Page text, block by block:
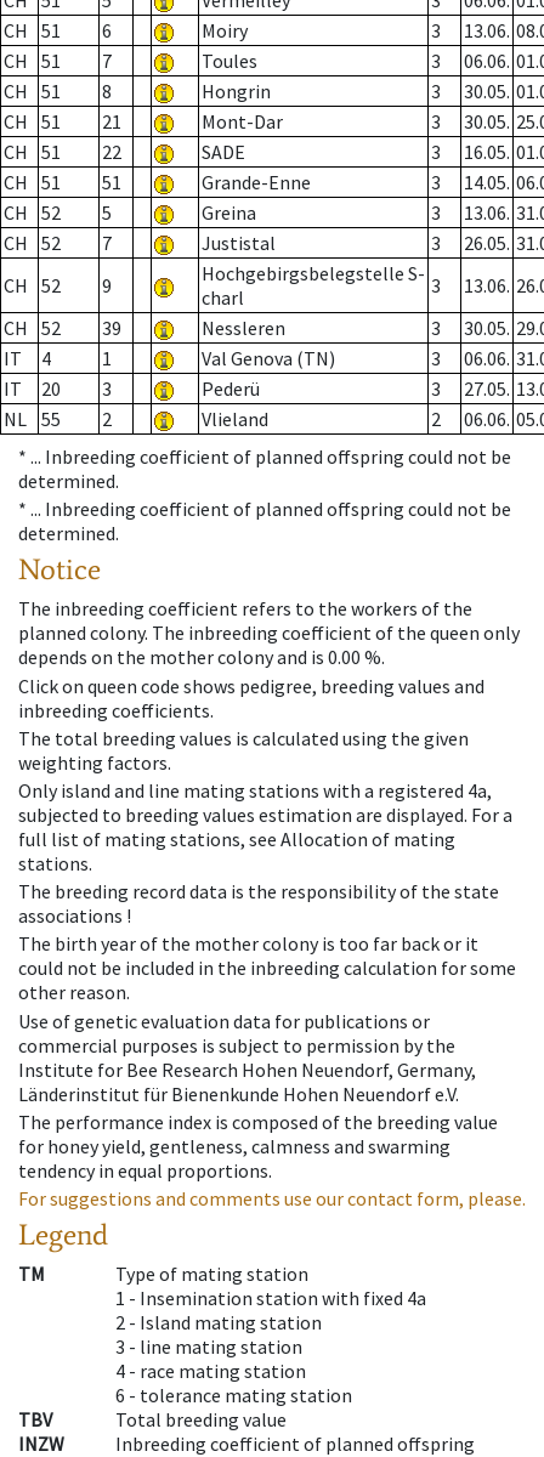
CH
51 6 Moiry 3 13.06.
CH
51 7 Toules 3 06.06.
CH
51 8 Hongrin 3 30.05.
CH
51 21 Mont-Dar 3 30.05.
CH
51 22 SADE 3 16.05.
CH
51 51 Grande-Enne 3 14.05.
CH
52 5 Greina 3 13.06.
CH
52 7 Justistal 3 26.05.
CH
52 9
Hochgebirgsbelegstelle S-
charl
3 13.06.
CH
52 39 Nessleren 3 30.05.
IT
4 1 Val Genova (TN) 3 06.06.
IT
20 3 Pederü 3 27.05.
NL 55 2 Vlieland 2 06.06.
* ... Inbreeding coefficient of planned offspring could not be
determined.
* ... Inbreeding coefficient of planned offspring could not be
determined.
Notice
The inbreeding coefficient refers to the workers of the
planned colony. The inbreeding coefficient of the queen only
depends on the mother colony and is 0.00 %.
Click on queen code shows pedigree, breeding values and
inbreeding coefficients.
The total breeding values is calculated using the given
weighting factors.
Only island and line mating stations with a registered 4a,
subjected to breeding values estimation are displayed. For a
full list of mating stations, see Allocation of mating
stations.
The breeding record data is the responsibility of the state
associations !
The birth year of the mother colony is too far back or it
could not be included in the inbreeding calculation for some
other reason.
Use of genetic evaluation data for publications or
commercial purposes is subject to permission by the
Institute for Bee Research Hohen Neuendorf, Germany,
Länderinstitut für Bienenkunde Hohen Neuendorf e.V.
The performance index is composed of the breeding value
for honey yield, gentleness, calmness and swarming
tendency in equal proportions.
For suggestions and comments use our contact form, please.
Legend
TM
Type of mating station
1 - Insemination station with fixed 4a
2 - Island mating station
3 - line mating station
4 - race mating station
6 - tolerance mating station
TBV
Total breeding value
INZW
Inbreeding coefficient of planned offspring